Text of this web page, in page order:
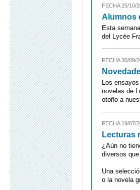
FECHA 25/10/
Alumnos
Esta
del Lycée
FECHA 30/09/
Los
novelas de
otoño a
FECHA 19/07/
Lecturas
¿Aún no
diversos
Una
o la novela